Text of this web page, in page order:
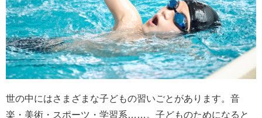
世の中にはさまざまな子どもの習いごとがあります。音
楽・美術・スポーツ・学習系……。子どものためになると